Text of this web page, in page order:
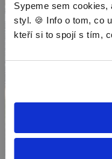
Sypeme sem cookies,
styl. 🍪 Info o tom, co
kteří si to spojí s tím,